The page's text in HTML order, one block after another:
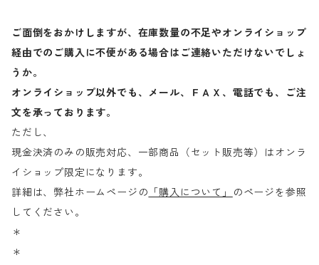
ご面倒をおかけしますが、在庫数量の不足やオンライショップ
経由でのご購入に不便がある場合はご連絡いただけないでしょ
うか。
オンライショップ以外でも、メール、ＦＡＸ、電話でも、ご注
文を承っております。
ただし、
現金決済のみの販売対応、一部商品（セット販売等）はオンラ
イショップ限定になります。
詳細は、弊社ホームページの 「購入について」
のページを参照
してください。
＊
＊